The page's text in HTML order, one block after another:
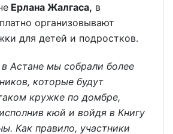
Ерлана Жалгаса, в
организовывают
для детей и подростков.
Астане мы собрали более
которые будут
кружке по домбре,
кюй и войдя в Книгу
Как правило, участники